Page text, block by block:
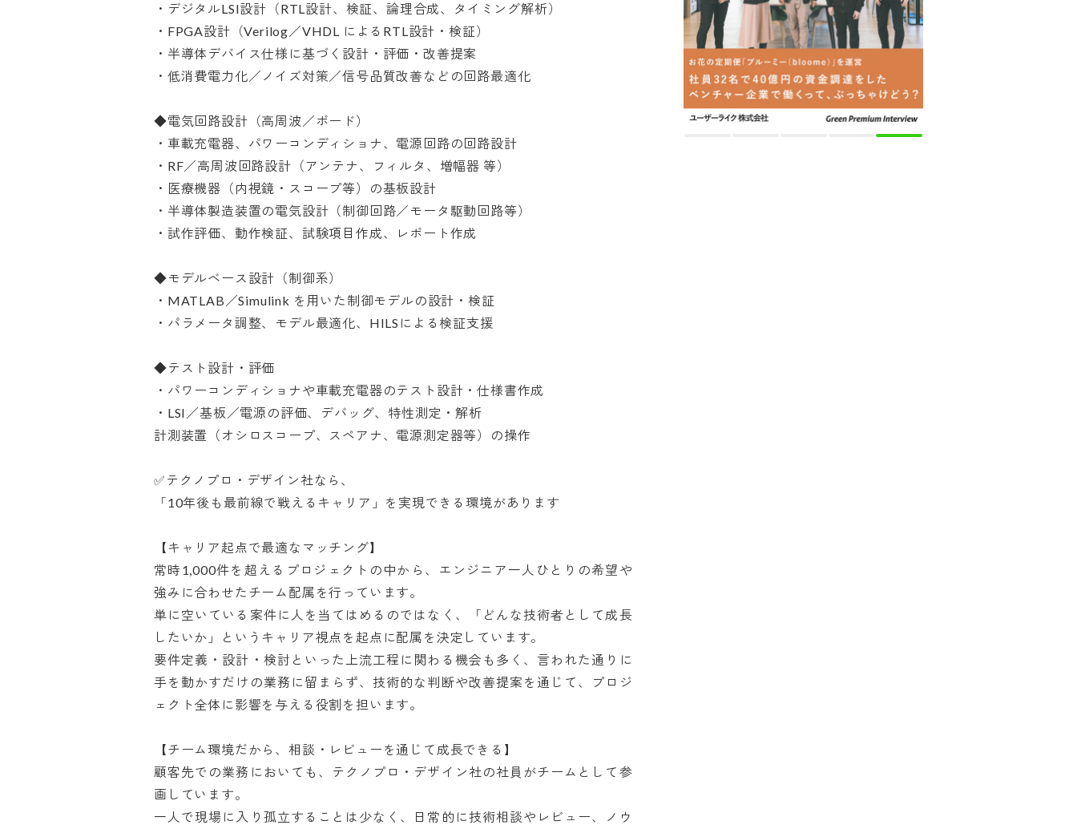
・デジタルLSI設計（RTL設計、検証、論理合成、タイミング解析）
・FPGA設計（Verilog／VHDL によるRTL設計・検証）
・半導体デバイス仕様に基づく設計・評価・改善提案
・低消費電力化／ノイズ対策／信号品質改善などの回路最適化
◆電気回路設計（高周波／ボード）
・車載充電器、パワーコンディショナ、電源回路の回路設計
・RF／高周波回路設計（アンテナ、フィルタ、増幅器 等）
・医療機器（内視鏡・スコープ等）の基板設計
・半導体製造装置の電気設計（制御回路／モータ駆動回路等）
・試作評価、動作検証、試験項目作成、レポート作成
◆モデルベース設計（制御系）
・MATLAB／Simulink を用いた制御モデルの設計・検証
・パラメータ調整、モデル最適化、HILSによる検証支援
◆テスト設計・評価
・パワーコンディショナや車載充電器のテスト設計・仕様書作成
・LSI／基板／電源の評価、デバッグ、特性測定・解析
計測装置（オシロスコープ、スペアナ、電源測定器等）の操作
✅テクノプロ・デザイン社なら、
「10年後も最前線で戦えるキャリア」を実現できる環境があります
【キャリア起点で最適なマッチング】
常時1,000件を超えるプロジェクトの中から、エンジニア一人ひとりの希望や
強みに合わせたチーム配属を行っています。
単に空いている案件に人を当てはめるのではなく、「どんな技術者として成長
したいか」というキャリア視点を起点に配属を決定しています。
要件定義・設計・検討といった上流工程に関わる機会も多く、言われた通りに
手を動かすだけの業務に留まらず、技術的な判断や改善提案を通じて、プロジ
ェクト全体に影響を与える役割を担います。
【チーム環境だから、相談・レビューを通じて成長できる】
顧客先での業務においても、テクノプロ・デザイン社の社員がチームとして参
画しています。
一人で現場に入り孤立することは少なく、日常的に技術相談やレビュー、ノウ